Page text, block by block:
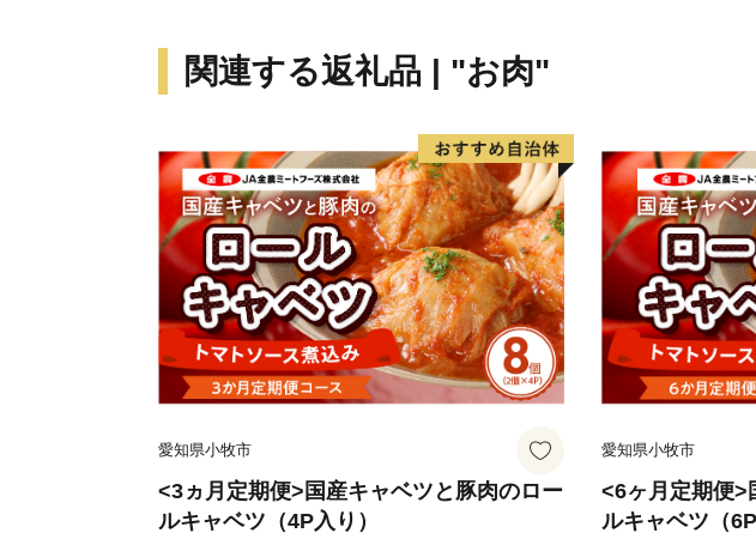
関連する返礼品 | "お肉"
愛知県小牧市
<3ヵ月定期便>国産キャベツと豚肉のロー
ルキャベツ（4P入り）
愛知県小牧市
<6ヶ月定期便>
ルキャベツ（6P